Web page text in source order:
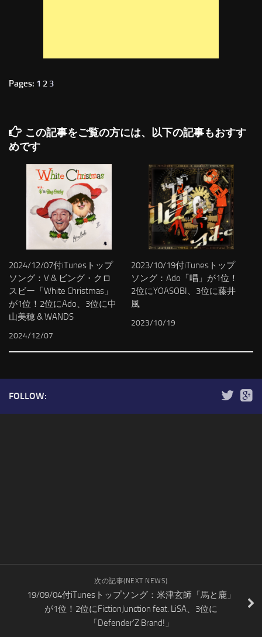
Pages: 1 2 3
この記事をご覧の方には、以下の記事もおすす
めです
2024/12/07付iTunesトップ
ソング：V & ビング・クロ
スビー「White Christmas」
が1位！2位にAdo、3位に中
山美穂 & WANDS
2024/12/07
2023/10/19付iTunesトップ
ソング：Ado「唱」が1位！
2位にYOASOBI、3位に藤井
風
2023/10/19
FOLLOW:
次の記事(NEXT NEWS)
19/09/04付iTunesトップソング：米津玄師「馬と鹿」
が1位！2位にFictionJunction feat. LiSA、3位に
「Defender’Z Brand!」